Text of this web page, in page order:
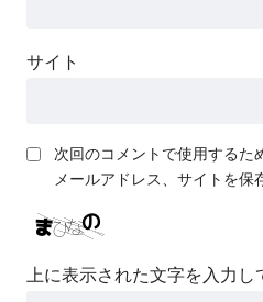
サイト
次回のコメントで使用するた
メールアドレス、サイトを保
上に表示された文字を入力し